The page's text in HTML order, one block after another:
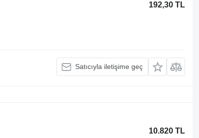
192,30 TL
Satıcıyla iletişime geç
10.820 TL